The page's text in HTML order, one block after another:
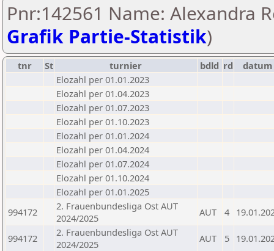
Pnr:142561 Name: Alexandra
Grafik Partie-Statistik)
tnr St turnier bdld rd
datum
Elozahl per 01.01.2023
Elozahl per 01.04.2023
Elozahl per 01.07.2023
Elozahl per 01.10.2023
Elozahl per 01.01.2024
Elozahl per 01.04.2024
Elozahl per 01.07.2024
Elozahl per 01.10.2024
Elozahl per 01.01.2025
994172
2. Frauenbundesliga Ost AUT
2024/2025
AUT 4
994172
2. Frauenbundesliga Ost AUT
2024/2025
AUT 5